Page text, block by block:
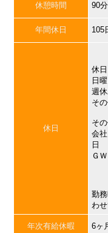
休憩時間 90分
年間休日 105
休日
休日
日
週
そ
そ
会
日
Ｇ
勤
わ
年次有給休暇 6ヶ